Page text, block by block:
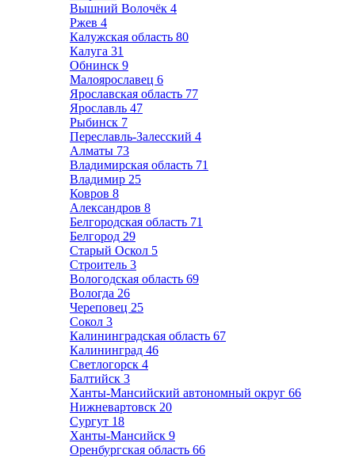
Вышний Волочёк 4
Ржев 4
Калужская область 80
Калуга 31
Обнинск 9
Малоярославец 6
Ярославская область 77
Ярославль 47
Рыбинск 7
Переславль-Залесский 4
Алматы 73
Владимирская область 71
Владимир 25
Ковров 8
Александров 8
Белгородская область 71
Белгород 29
Старый Оскол 5
Строитель 3
Вологодская область 69
Вологда 26
Череповец 25
Сокол 3
Калининградская область 67
Калининград 46
Светлогорск 4
Балтийск 3
Ханты-Мансийский автономный округ 66
Нижневартовск 20
Сургут 18
Ханты-Мансийск 9
Оренбургская область 66